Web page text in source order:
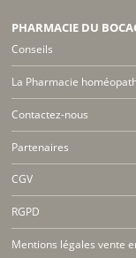
PHARMACIE DU
Conseils
La Pharmacie
Contactez-nous
Partenaires
CGV
RGPD
Mentions légales vente